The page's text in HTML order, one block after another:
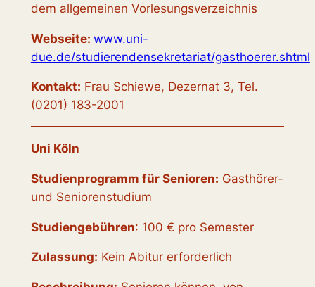
dem allgemeinen Vorlesungsverzeichnis
Webseite: www.uni-
due.de/studierendensekretariat/gasthoerer.shtml
Kontakt: Frau Schiewe, Dezernat 3, Tel.
(0201) 183-2001
Uni Köln
Studienprogramm für Senioren: Gasthörer-
und Seniorenstudium
Studiengebühren: 100 € pro Semester
Zulassung: Kein Abitur erforderlich